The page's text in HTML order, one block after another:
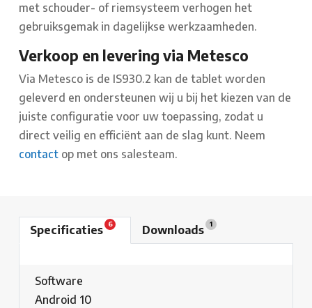
met schouder- of riemsysteem verhogen het
gebruiksgemak in dagelijkse werkzaamheden.
Verkoop en levering via Metesco
Via Metesco is de IS930.2 kan de tablet worden
geleverd en ondersteunen wij u bij het kiezen van de
juiste configuratie voor uw toepassing, zodat u
direct veilig en efficiënt aan de slag kunt. Neem
contact op met ons salesteam.
Specificaties 6 Downloads 1
Software
Android 10